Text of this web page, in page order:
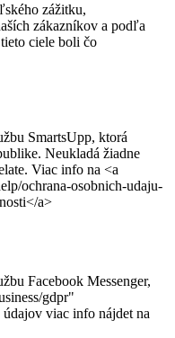
zážitku,
zákazníkov a podľa
ciele boli čo
SmartsUpp, ktorá
Neukladá žiadne
Viac info na <a
ochrana-osobnich-udaju-
a>
Facebook Messenger,
gdpr"
viac info nájdet na